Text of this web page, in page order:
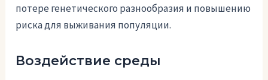
потере генетического разнообразия и повышению
риска для выживания популяции.
Воздействие среды